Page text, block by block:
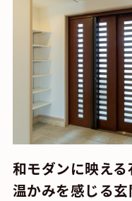
和モダンに映え
温かみを感じる